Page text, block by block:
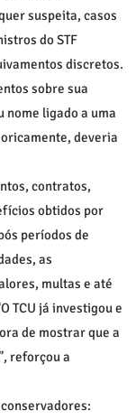
suspeita, casos
do STF
discretos.
sobre sua
nome ligado a uma
deveria
contratos,
obtidos por
períodos de
as
multas e até
TCU já investigou e
de mostrar que a
reforçou a